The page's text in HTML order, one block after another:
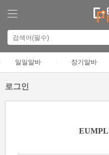
일일알바 장기알바
로그인